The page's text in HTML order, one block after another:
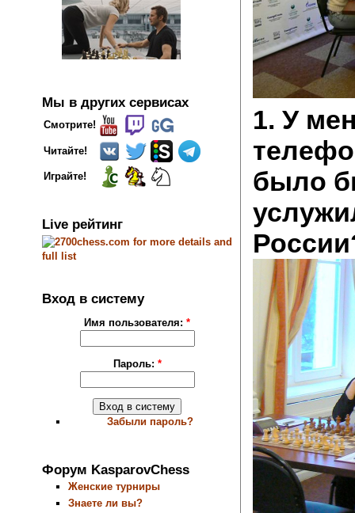
Мы в других сервисах
Смотрите!
Читайте!
Играйте!
Live рейтинг
Вход в систему
Имя пользователя:*
Пароль: *
Забыли пароль?
Форум KasparovChess
Женские турниры
Знаете ли вы?
1. У
было